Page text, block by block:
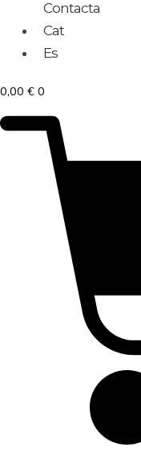
Contacta
Cat
Es
0,00 € 0